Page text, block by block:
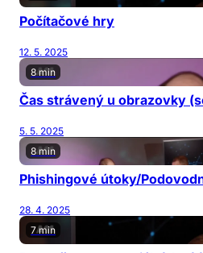
Počítačové hry
12. 5. 2025
8 min
Čas strávený u obrazovky
5. 5. 2025
8 min
Phishingové útoky/
28. 4. 2025
7 min